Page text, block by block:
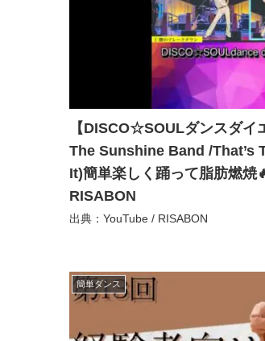
【DISCO☆SOULダンスダイ
The Sunshine Band /That’s
It)簡単楽しく踊って脂肪燃
RISABON
出典：YouTube / RISABON
簡単ダンス